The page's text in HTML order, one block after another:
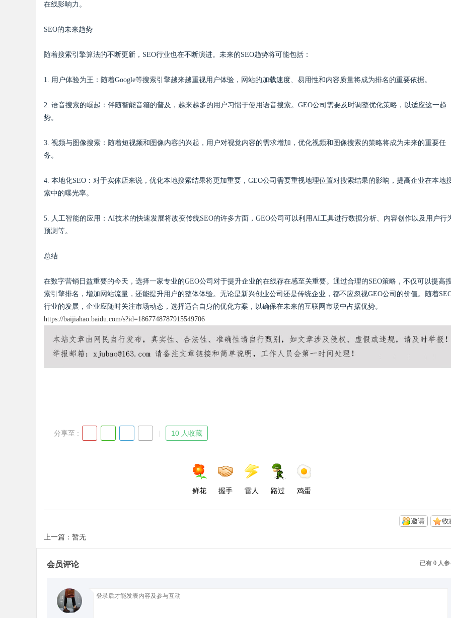
在线影响力。
SEO的未来趋势
随着搜索引擎算法的不断更新，SEO行业也在不断演进。未来的SEO趋势将可能包括：
1. 用户体验为王：随着Google等搜索引擎越来越重视用户体验，网站的加载速度、易用性和内容质量将成为排名的重要依据。
2. 语音搜索的崛起：伴随智能音箱的普及，越来越多的用户习惯于使用语音搜索。GEO公司需要及时调整优化策略，以适应这一趋
势。
3. 视频与图像搜索：随着短视频和图像内容的兴起，用户对视觉内容的需求增加，优化视频和图像搜索的策略将成为未来的重要任
务。
4. 本地化SEO：对于实体店来说，优化本地搜索结果将更加重要，GEO公司需要重视地理位置对搜索结果的影响，提高企业在本地
索中的曝光率。
5. 人工智能的应用：AI技术的快速发展将改变传统SEO的许多方面，GEO公司可以利用AI工具进行数据分析、内容创作以及用户行
预测等。
总结
在数字营销日益重要的今天，选择一家专业的GEO公司对于提升企业的在线存在感至关重要。通过合理的SEO策略，不仅可以提高
索引擎排名，增加网站流量，还能提升用户的整体体验。无论是新兴创业公司还是传统企业，都不应忽视GEO公司的价值。随着
行业的发展，企业应随时关注市场动态，选择适合自身的优化方案，以确保在未来的互联网市场中占据优势。
https://baijiahao.baidu.com/s?id=1867748787915549706
分享至 : 10 人收藏
鲜花 握手 雷人 路过 鸡蛋
收
邀请
上一篇：暂无
已有 0 人
会员评论